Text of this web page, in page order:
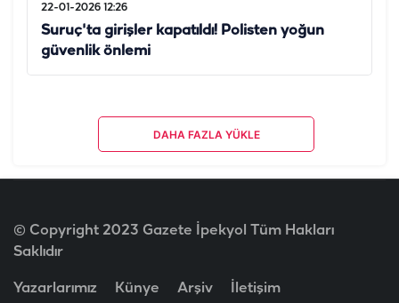
22-01-2026 12:26
Suruç'ta girişler kapatıldı! Polisten yoğun
güvenlik önlemi
DAHA FAZLA YÜKLE
© Copyright 2023 Gazete İpekyol Tüm Hakları
Saklıdır
Yazarlarımız Künye Arşiv İletişim